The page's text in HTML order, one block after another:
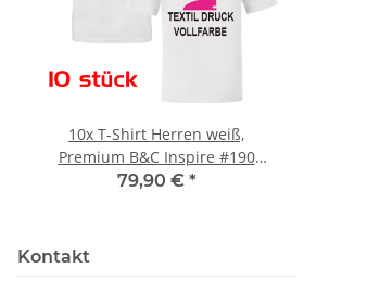
10x T-Shirt Herren weiß,
Premium B&C Inspire #190
Rundhals mit EINER
79,90 € *
Kontakt